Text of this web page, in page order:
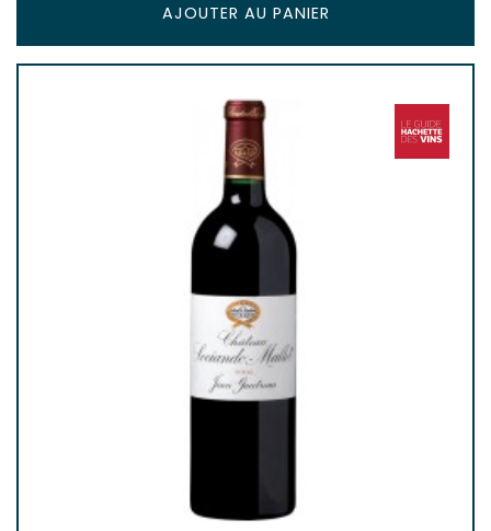
AJOUTER AU PANIER